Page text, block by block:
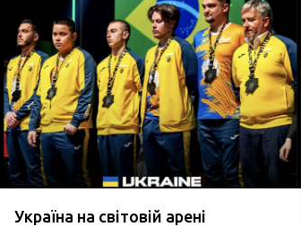
Україна на світовій арені